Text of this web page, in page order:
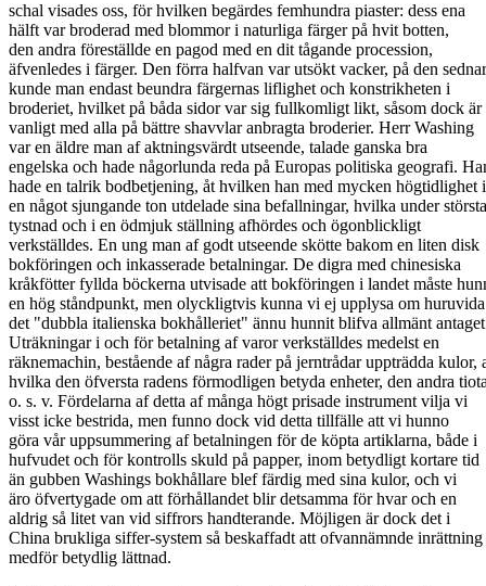
schal visades oss, för hvilken begärdes femhundra piaster: dess ena
hälft var broderad med blommor i naturliga färger på hvit botten,
den andra föreställde en pagod med en dit tågande procession,
äfvenledes i färger. Den förra halfvan var utsökt vacker, på den
kunde man endast beundra färgernas liflighet och konstrikheten i
broderiet, hvilket på båda sidor var sig fullkomligt likt, såsom dock är
vanligt med alla på bättre shavvlar anbragta broderier. Herr Washing
var en äldre man af aktningsvärdt utseende, talade ganska bra
engelska och hade någorlunda reda på Europas politiska geografi.
hade en talrik bodbetjening, åt hvilken han med mycken högtidlighet i
en något sjungande ton utdelade sina befallningar, hvilka under största
tystnad och i en ödmjuk ställning afhördes och ögonblickligt
verkställdes. En ung man af godt utseende skötte bakom en liten disk
bokföringen och inkasserade betalningar. De digra med chinesiska
kråkfötter fyllda böckerna utvisade att bokföringen i landet måste
en hög ståndpunkt, men olyckligtvis kunna vi ej upplysa om huruvida
det "dubbla italienska bokhålleriet" ännu hunnit blifva allmänt
Uträkningar i och för betalning af varor verkställdes medelst en
räknemachin, bestående af några rader på jerntrådar uppträdda kulor,
hvilka den öfversta radens förmodligen betyda enheter, den andra
o. s. v. Fördelarna af detta af många högt prisade instrument vilja vi
visst icke bestrida, men funno dock vid detta tillfälle att vi hunno
göra vår uppsummering af betalningen för de köpta artiklarna, både i
hufvudet och för kontrolls skuld på papper, inom betydligt kortare tid
än gubben Washings bokhållare blef färdig med sina kulor, och vi
äro öfvertygade om att förhållandet blir detsamma för hvar och en
aldrig så litet van vid siffrors handterande. Möjligen är dock det i
China brukliga siffer-system så beskaffadt att ofvannämnde inrättning
medför betydlig lättnad.